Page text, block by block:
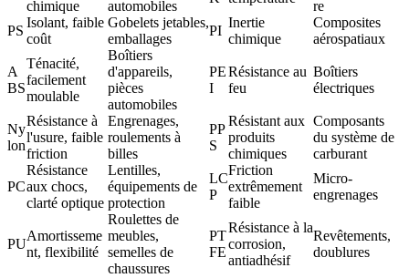
chimique
automobiles
re
PS
Isolant, faible
coût
Gobelets jetables,
emballages
PI
Inertie
chimique
Composites
aérospatiaux
A
BS
Ténacité,
facilement
moulable
Boîtiers
d'appareils,
pièces
automobiles
PE
I
Résistance au
feu
Boîtiers
électriques
Ny
lon
Résistance à
l'usure, faible
friction
Engrenages,
roulements à
billes
PP
S
Résistant aux
produits
chimiques
Composants
du système de
carburant
PC
Résistance
aux chocs,
clarté optique
Lentilles,
équipements de
protection
LC
P
Friction
extrêmement
faible
Micro-
engrenages
PU
Amortisseme
nt, flexibilité
Roulettes de
meubles,
semelles de
chaussures
PT
FE
Résistance à la
corrosion,
antiadhésif
Revêtements,
doublures